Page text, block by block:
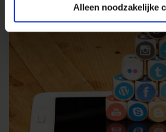
Alleen noodzakelijke